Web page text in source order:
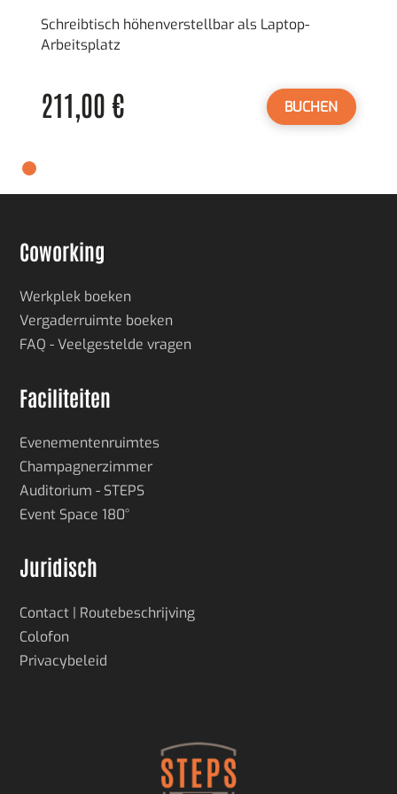
Schreibtisch höhenverstellbar als Laptop-
Arbeitsplatz
211,00 € BUCHEN
Coworking
Werkplek boeken
Vergaderruimte boeken
FAQ - Veelgestelde vragen
Faciliteiten
Evenementenruimtes
Champagnerzimmer
Auditorium - STEPS
Event Space 180°
Juridisch
Contact | Routebeschrijving
Colofon
Privacybeleid